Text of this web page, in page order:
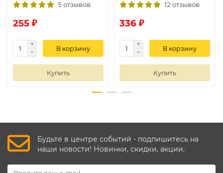
5 отзывов
255 ₽
В корзину
Купить
12 отзывов
336 ₽
В корзину
Купить
Будьте в центре событий - подпишитесь на
наши новости! Новинки, скидки, акции.